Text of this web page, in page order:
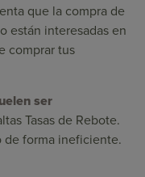
que la compra de
están interesadas en
comprar tus
ser
Tasas de Rebote.
de forma ineficiente.